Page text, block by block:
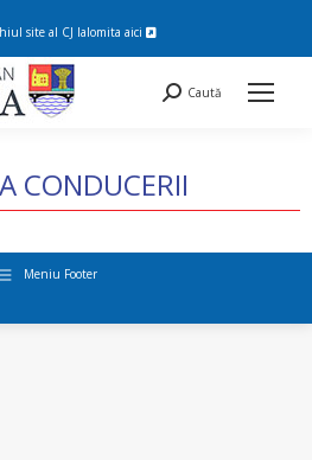
site al CJ Ialomita aici
Search:
Caută
CONDUCERII
You are here:
Meniu Footer